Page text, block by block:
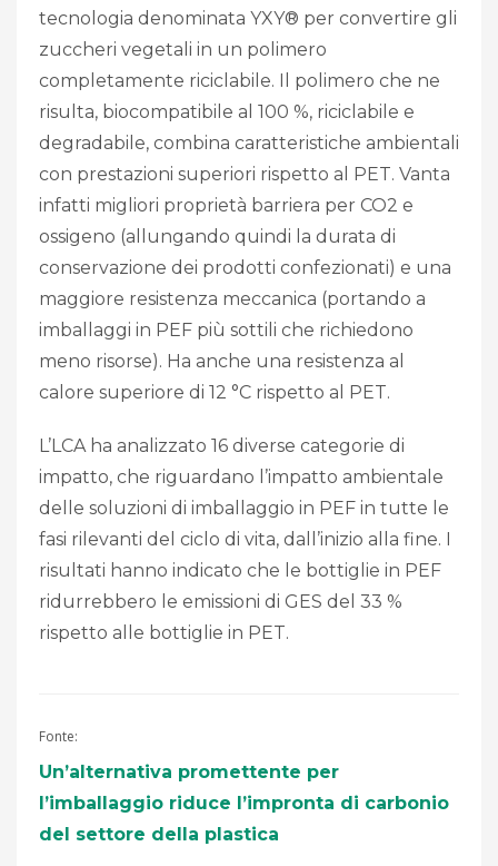
tecnologia denominata YXY® per convertire gli
zuccheri vegetali in un polimero
completamente riciclabile. Il polimero che ne
risulta, biocompatibile al 100 %, riciclabile e
degradabile, combina caratteristiche ambientali
con prestazioni superiori rispetto al PET. Vanta
infatti migliori proprietà barriera per CO2 e
ossigeno (allungando quindi la durata di
conservazione dei prodotti confezionati) e una
maggiore resistenza meccanica (portando a
imballaggi in PEF più sottili che richiedono
meno risorse). Ha anche una resistenza al
calore superiore di 12 °C rispetto al PET.
L’LCA ha analizzato 16 diverse categorie di
impatto, che riguardano l’impatto ambientale
delle soluzioni di imballaggio in PEF in tutte le
fasi rilevanti del ciclo di vita, dall’inizio alla fine. I
risultati hanno indicato che le bottiglie in PEF
ridurrebbero le emissioni di GES del 33 %
rispetto alle bottiglie in PET.
Fonte:
Un’alternativa promettente per
l’imballaggio riduce l’impronta di carbonio
del settore della plastica